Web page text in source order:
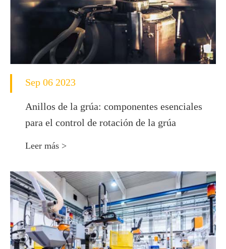
Sep 06 2023
Anillos de la grúa: componentes esenciales
para el control de rotación de la grúa
Leer más >